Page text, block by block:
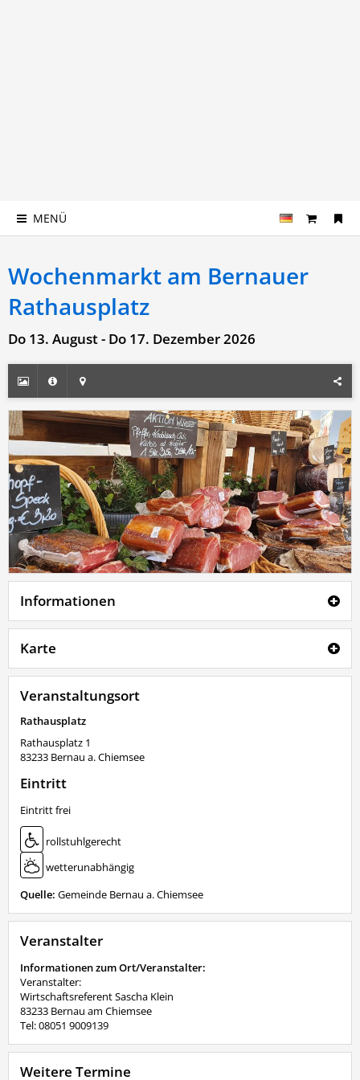
MENÜ
Wochenmarkt am Bernauer
Rathausplatz
Do 13. August - Do 17. Dezember 2026
Informationen
Karte
Veranstaltungsort
Rathausplatz
Rathausplatz 1
83233 Bernau a. Chiemsee
Eintritt
Eintritt frei
rollstuhlgerecht
wetterunabhängig
Quelle: Gemeinde Bernau a. Chiemsee
Veranstalter
Informationen zum Ort/Veranstalter:
Veranstalter:
Wirtschaftsreferent Sascha Klein
83233 Bernau am Chiemsee
Tel: 08051 9009139
Weitere Termine